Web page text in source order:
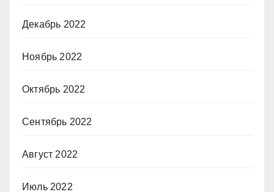
Декабрь 2022
Ноябрь 2022
Октябрь 2022
Сентябрь 2022
Август 2022
Июль 2022